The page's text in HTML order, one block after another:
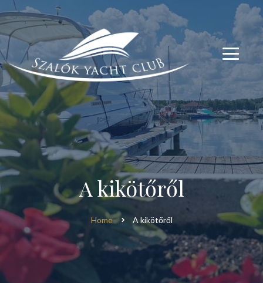
A kikötőről
Home A kikötőről
modal-check
modal-check